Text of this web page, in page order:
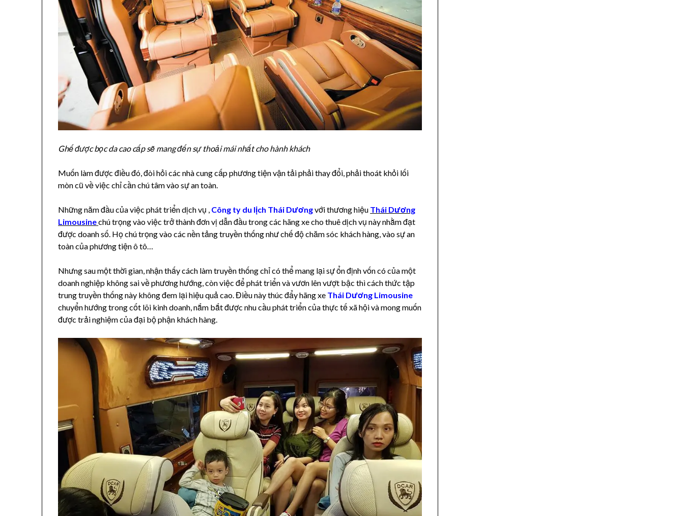
Ghế được bọc da cao cấp sẽ mang đến sự thoải mái nhất cho hành khách
Muốn làm được điều đó, đòi hỏi các nhà cung cấp phương tiện vận tải phải thay đổi, phải thoát khỏi lối
mòn cũ về việc chỉ cần chú tâm vào sự an toàn.
Những năm đầu của việc phát triển dịch vụ , Công ty du lịch Thái Dươngvới thương hiệu Thái Dương
Limousinechú trọng vào việc trở thành đơn vị dẫn đầu trong các hãng xe cho thuê dịch vụ này nhằm đạt
được doanh số. Họ chú trọng vào các nền tảng truyền thống như chế độ chăm sóc khách hàng, vào sự an
toàn của phương tiện ô tô…
Nhưng sau một thời gian, nhận thấy cách làm truyền thống chỉ có thể mang lại sự ổn định vốn có của một
doanh nghiệp không sai về phương hướng, còn việc để phát triển và vươn lên vượt bậc thì cách thức tập
trung truyền thống này không đem lại hiệu quả cao. Điều này thúc đẩy hãng xe Thái Dương Limousine
chuyển hướng trong cốt lõi kinh doanh, nắm bắt được nhu cầu phát triển của thực tế xã hội và mong muốn
được trải nghiệm của đại bộ phận khách hàng.